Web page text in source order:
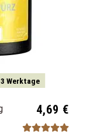
Werktage
4,69 €